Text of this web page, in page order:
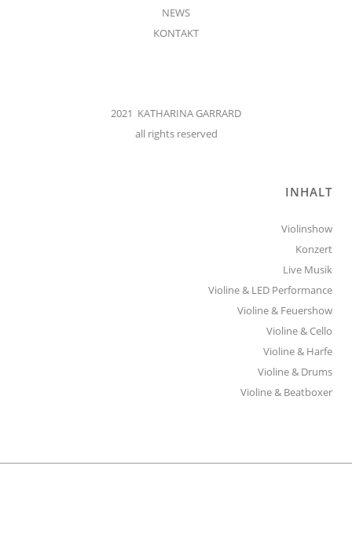
NEWS
KONTAKT
2021 KATHARINA GARRARD
all rights reserved
INHALT
Violinshow
Konzert
Live Musik
Violine & LED Performance
Violine & Feuershow
Violine & Cello
Violine & Harfe
Violine & Drums
Violine & Beatboxer